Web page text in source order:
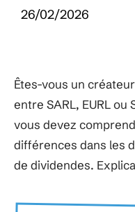
26/02/2026
Êtes-vous un
entre SARL, EURL ou
vous devez
différences dans les
de dividendes.